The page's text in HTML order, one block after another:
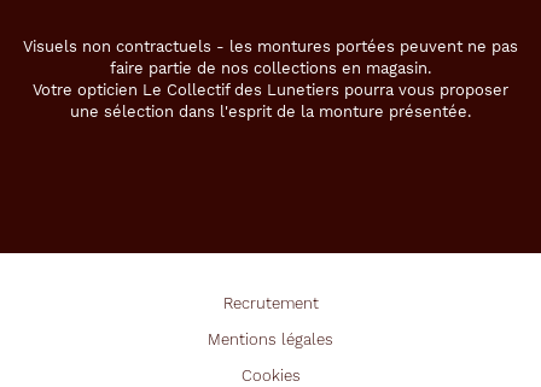
Visuels non contractuels - les montures portées peuvent ne pas
faire partie de nos collections en magasin.
Votre opticien Le Collectif des Lunetiers pourra vous proposer
une sélection dans l'esprit de la monture présentée.
Recrutement
Mentions légales
Cookies